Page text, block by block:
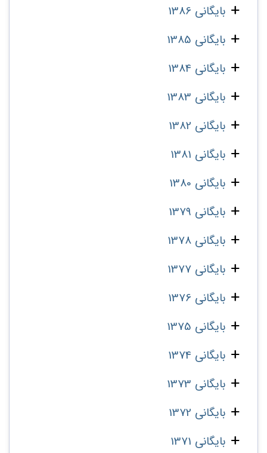
بایگانی 1386
بایگانی 1385
بایگانی 1384
بایگانی 1383
بایگانی 1382
بایگانی 1381
بایگانی 1380
بایگانی 1379
بایگانی 1378
بایگانی 1377
بایگانی 1376
بایگانی 1375
بایگانی 1374
بایگانی 1373
بایگانی 1372
بایگانی 1371